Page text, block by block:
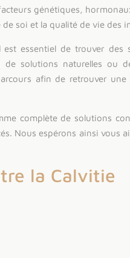
génétiques,
soi et la qualité de vie des
essentiel de trouver des
solutions naturelles ou
afin de retrouver une
complète de solutions
Nous espérons ainsi vous
la Calvitie